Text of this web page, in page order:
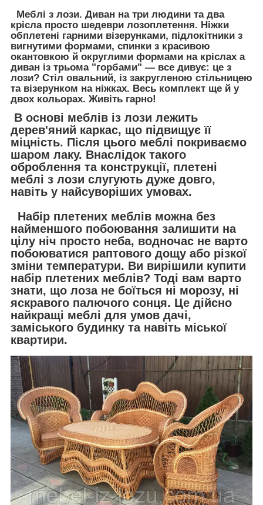
Меблі з лози. Диван на три людини та два
крісла просто шедеври лозоплетення. Ніжки
обплетені гарними візерунками, підлокітники з
вигнутими формами, спинки з красивою
окантовкою й округлими формами на кріслах а
диван із трьома "горбами" — все дивує: це з
лози? Стіл овальний, із закругленою стільницею
та візерунком на ніжках. Весь комплект ще й у
двох кольорах. Живіть гарно!
В основі меблів із лози лежить
дерев'яний каркас, що підвищує її
міцність. Після цього меблі покриваємо
шаром лаку. Внаслідок такого
оброблення та конструкції, плетені
меблі з лози слугують дуже довго,
навіть у найсуворіших умовах.
Набір плетених меблів можна без
найменшого побоювання залишити на
цілу ніч просто неба, водночас не варто
побоюватися раптового дощу або різкої
зміни температури. Ви вирішили купити
набір плетених меблів? Тоді вам варто
знати, що лоза не боїться ні морозу, ні
яскравого палючого сонця. Це дійсно
найкращі меблі для умов дачі,
заміського будинку та навіть міської
квартири.